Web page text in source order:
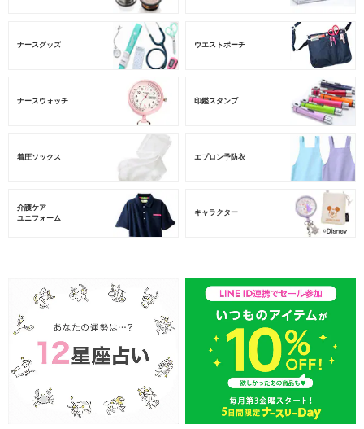
ナースグッズ ウエストポーチ
ナースウォッチ 印鑑スタンプ
着圧ソックス エプロン予防衣
介護ケア
ユニフォーム
キャラクター